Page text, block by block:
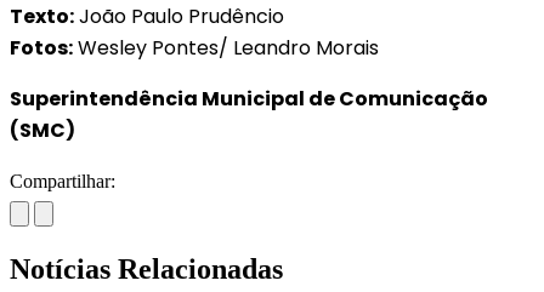
Texto:João Paulo Prudêncio
Fotos:Wesley Pontes/ Leandro Morais
Superintendência Municipal de Comunicação
(SMC)
Compartilhar:
Notícias Relacionadas